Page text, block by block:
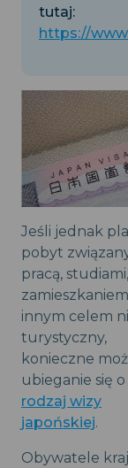
tutaj:
https://
Jeśli jednak
pobyt
pracą, studiami,
innym celem
turystyczny,
konieczne
ubieganie się o
rodzaj wizy
japońskiej.
Obywatele